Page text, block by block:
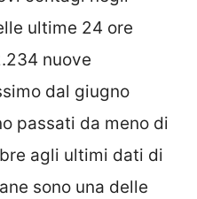
ultime 24 ore
nuove
dal giugno
passati da meno di
agli ultimi dati di
sono una delle